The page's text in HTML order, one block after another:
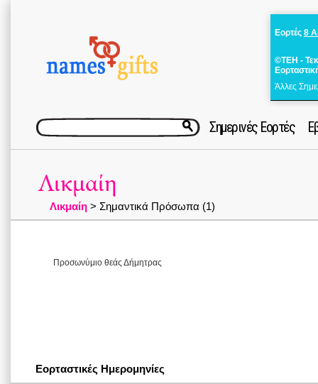
Εορτές 8
©ΤΕΗ -
Άλλες
Σημερινές Εορτές
Λικμαίη
Λικμαίη > Σημαντικά Πρόσωπα (1)
Προσωνύμιο θεάς Δήμητρας
Εορταστικές Ημερομηνίες